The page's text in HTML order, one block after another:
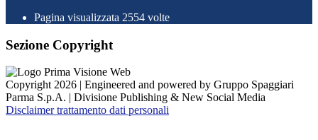
Pagina visualizzata 2554 volte
Sezione Copyright
Copyright 2026 | Engineered and powered by Gruppo Spaggiari
Parma S.p.A. | Divisione Publishing & New Social Media
Disclaimer trattamento dati personali